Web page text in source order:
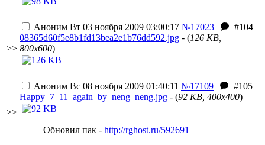
>>
Аноним Вт 03 ноября 2009 03:00:17 №17023
#104
08365d60f5e8b1fd13bea2e1b76dd592.jpg - (126 KB,
800x600)
>>
Аноним Вс 08 ноября 2009 01:40:11 №17109
#105
Happy_7_11_again_by_neng_neng.jpg - (92 KB, 400x400)
Обновил пак - http://rghost.ru/592691